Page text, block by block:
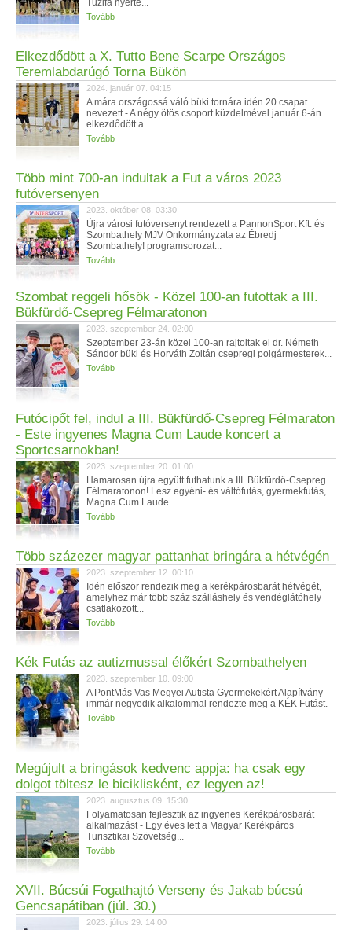
Tűzifa nyerte...
Tovább
Elkezdődött a X. Tutto Bene Scarpe Országos
Teremlabdarúgó Torna Bükön
2024. január 07. 04:15
A mára országossá váló büki tornára idén 20 csapat
nevezett - A négy ötös csoport küzdelmével január 6-án
elkezdődött a...
Tovább
Több mint 700-an indultak a Fut a város 2023
futóversenyen
2023. október 08. 03:30
Újra városi futóversenyt rendezett a PannonSport Kft. és
Szombathely MJV Önkormányzata az Ébredj
Szombathely! programsorozat...
Tovább
Szombat reggeli hősök - Közel 100-an futottak a III.
Bükfürdő-Csepreg Félmaratonon
2023. szeptember 24. 02:00
Szeptember 23-án közel 100-an rajtoltak el dr. Németh
Sándor büki és Horváth Zoltán csepregi polgármesterek...
Tovább
Futócipőt fel, indul a III. Bükfürdő-Csepreg Félmaraton
- Este ingyenes Magna Cum Laude koncert a
Sportcsarnokban!
2023. szeptember 20. 01:00
Hamarosan újra együtt futhatunk a III. Bükfürdő-Csepreg
Félmaratonon! Lesz egyéni- és váltófutás, gyermekfutás,
Magna Cum Laude...
Tovább
Több százezer magyar pattanhat bringára a hétvégén
2023. szeptember 12. 00:10
Idén először rendezik meg a kerékpárosbarát hétvégét,
amelyhez már több száz szálláshely és vendéglátóhely
csatlakozott...
Tovább
Kék Futás az autizmussal élőkért Szombathelyen
2023. szeptember 10. 09:00
A PontMás Vas Megyei Autista Gyermekekért Alapítvány
immár negyedik alkalommal rendezte meg a KÉK Futást.
Tovább
Megújult a bringások kedvenc appja: ha csak egy
dolgot töltesz le biciklisként, ez legyen az!
2023. augusztus 09. 15:30
Folyamatosan fejlesztik az ingyenes Kerékpárosbarát
alkalmazást - Egy éves lett a Magyar Kerékpáros
Turisztikai Szövetség...
Tovább
XVII. Búcsúi Fogathajtó Verseny és Jakab búcsú
Gencsapátiban (júl. 30.)
2023. július 29. 14:00